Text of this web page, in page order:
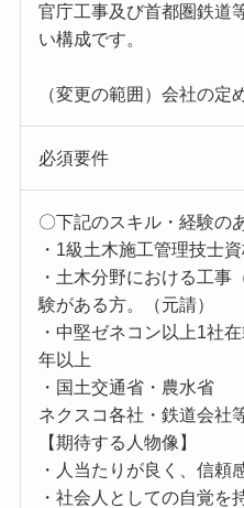
官庁工事及び首都圏鉄道
い構成です。
（変更の範囲）会社の
必須要件
〇下記のスキル・経験の
・1級土木施工管理技士
・土木分野における工事
験がある方。（元請）
・中堅ゼネコン以上1社
年以上
・国土交通省・農水省
ネクスコ各社・鉄道会社
【期待する人物像】
・人当たりが良く、信頼
・社会人としての自覚を